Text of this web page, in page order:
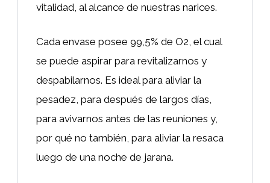
vitalidad, al alcance de nuestras narices.
Cada envase posee 99,5% de O2, el cual
se puede aspirar para revitalizarnos y
despabilarnos. Es ideal para aliviar la
pesadez, para después de largos días,
para avivarnos antes de las reuniones y,
por qué no también, para aliviar la resaca
luego de una noche de jarana.